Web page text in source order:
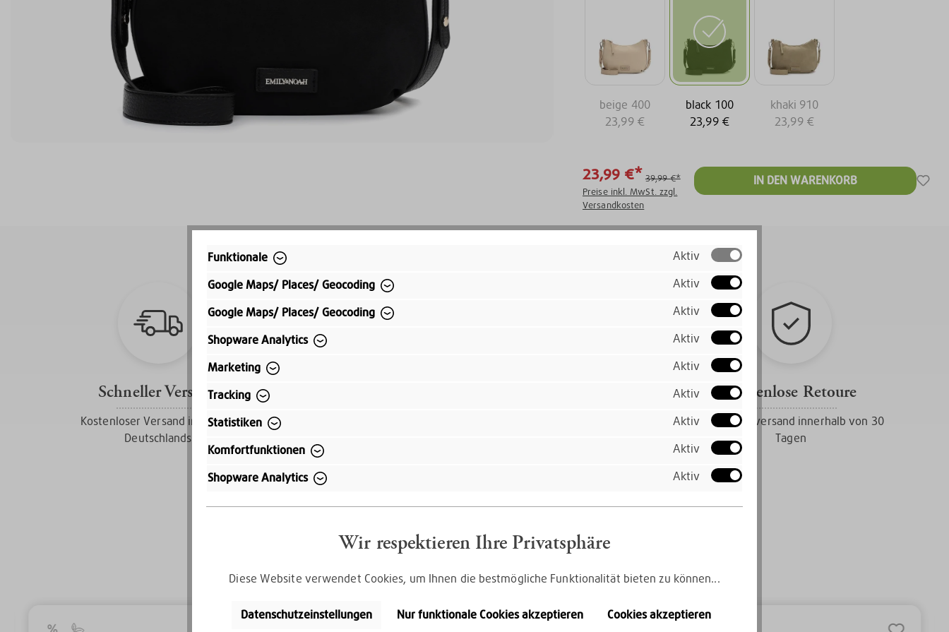
beige 400
23,99 €
black 100
23,99 €
khaki 910
23,99 €
23,99 €* 39,99 €*
Preise inkl. MwSt. zzgl.
Versandkosten
IN DEN WARENKORB
Schneller Versand
Kostenloser Versand innerhalb
Deutschlands
Kostenlose Retoure
Gratis Rückversand innerhalb von 30
Tagen
Entdecke die SerieE&N Jeanna
Funktionale
Aktiv
Google Maps/ Places/ Geocoding
Aktiv
Google Maps/ Places/ Geocoding
Aktiv
Shopware Analytics
Aktiv
Marketing
Aktiv
Tracking
Aktiv
Statistiken
Aktiv
Komfortfunktionen
Aktiv
Shopware Analytics
Aktiv
Wir respektieren Ihre Privatsphäre
Diese Website verwendet Cookies, um Ihnen die bestmögliche Funktionalität bieten zu können...
Datenschutzeinstellungen Nur funktionale Cookies akzeptieren Cookies akzeptieren